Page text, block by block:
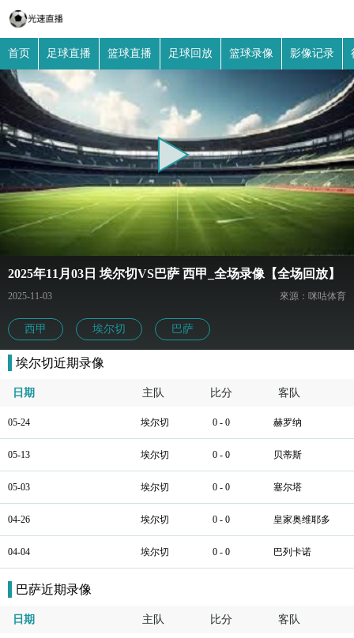
首页 足球直播 篮球直播 足球回放 篮球录像 影像记录
2025年11月03日 埃尔切VS巴萨 西甲_全场录像【全场回放】
2025-11-03 來源：咪咕体育
西甲 埃尔切 巴萨
埃尔切近期录像
日期 主队 比分 客队
05-24 埃尔切 0 - 0 赫罗纳
05-13 埃尔切 0 - 0 贝蒂斯
05-03 埃尔切 0 - 0 塞尔塔
04-26 埃尔切 0 - 0 皇家奥维耶多
04-04 埃尔切 0 - 0 巴列卡诺
巴萨近期录像
日期 主队 比分 客队